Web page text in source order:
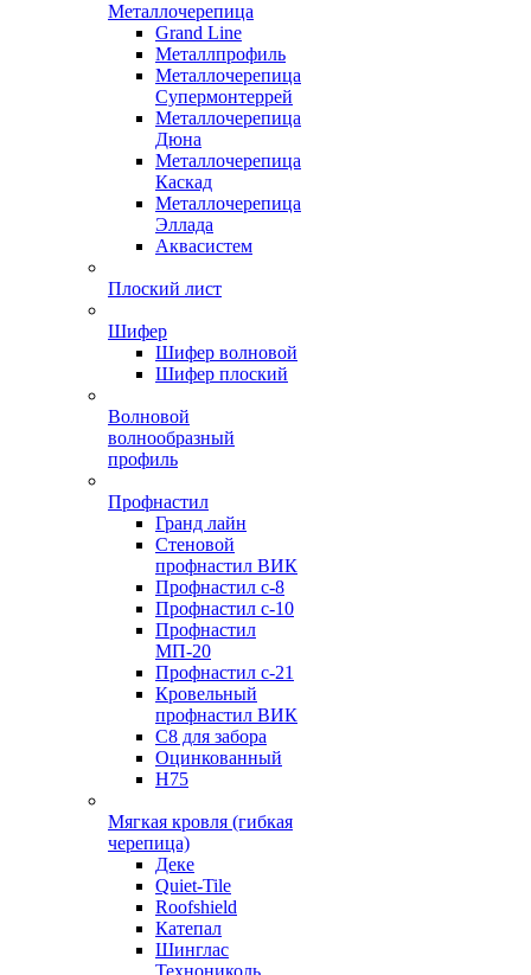
Металлочерепица
Grand Line
Металлпрофиль
Металлочерепица
Супермонтеррей
Металлочерепица
Дюна
Металлочерепица
Каскад
Металлочерепица
Эллада
Аквасистем
Плоский лист
Шифер
Шифер волновой
Шифер плоский
Волновой
волнообразный
профиль
Профнастил
Гранд лайн
Стеновой
профнастил ВИК
Профнастил с-8
Профнастил с-10
Профнастил
МП-20
Профнастил с-21
Кровельный
профнастил ВИК
С8 для забора
Оцинкованный
Н75
Мягкая кровля (гибкая
черепица)
Деке
Quiet-Tile
Roofshield
Катепал
Шинглас
Технониколь